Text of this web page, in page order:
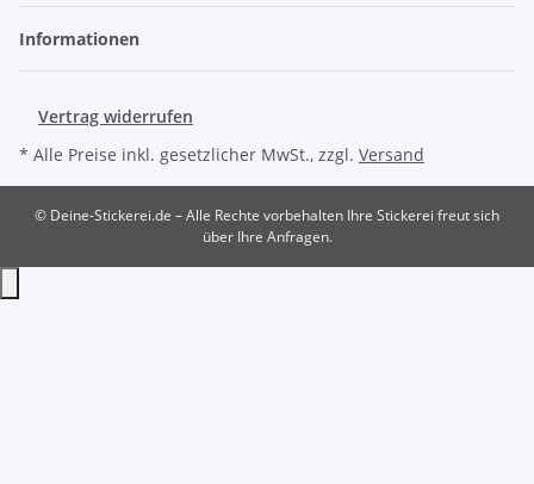
Informationen
Vertrag widerrufen
* Alle Preise inkl. gesetzlicher MwSt., zzgl. Versand
© Deine-Stickerei.de – Alle Rechte vorbehalten Ihre Stickerei freut sich
über Ihre Anfragen.